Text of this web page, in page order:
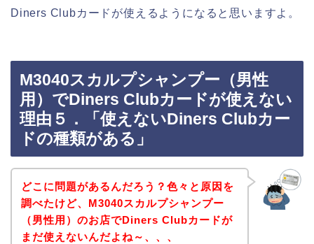
Diners Clubカードが使えるようになると思いますよ。
M3040スカルプシャンプー（男性
用）でDiners Clubカードが使えない
理由５．「使えないDiners Clubカー
ドの種類がある」
どこに問題があるんだろう？色々と原因を
調べたけど、M3040スカルプシャンプー
（男性用）のお店でDiners Clubカードが
まだ使えないんだよね～、、、